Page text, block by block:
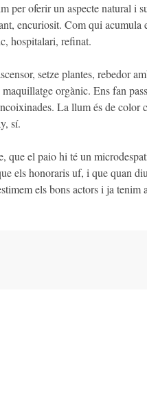
per oferir un aspecte natural i
encuriosit. Com qui acumula
hospitalari, refinat.
setze plantes, rebedor
orgànic. Ens fan
La llum és de color
sí.
que el paio hi té un
els honoraris uf, i que quan
els bons actors i ja tenim